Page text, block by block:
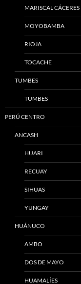
MARISCAL CÁCERES
MOYOBAMBA
RIOJA
TOCACHE
TUMBES
TUMBES
PERÚ CENTRO
ANCASH
HUARI
RECUAY
SIHUAS
YUNGAY
HUÁNUCO
AMBO
DOS DE MAYO
HUAMALÍES